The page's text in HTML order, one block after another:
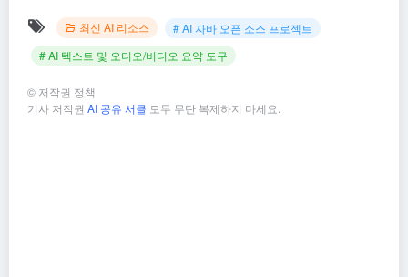
최신 AI 리소스
# AI 자바 오픈 소스 프로젝트
# AI 텍스트 및 오디오/비디오 요약 도구
© 저작권 정책
기사 저작권 AI 공유 서클 모두 무단 복제하지 마세요.